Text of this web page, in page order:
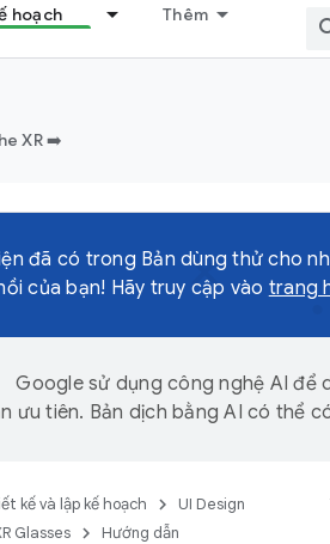
hoạch Thêm
XR ➡️
đã có trong Bản dùng thử cho
của bạn! Hãy truy cập vào trang
Google sử dụng công nghệ AI để
ưu tiên. Bản dịch bằng AI có thể
kế và lập kế hoạch
UI Design
Glasses
Hướng dẫn